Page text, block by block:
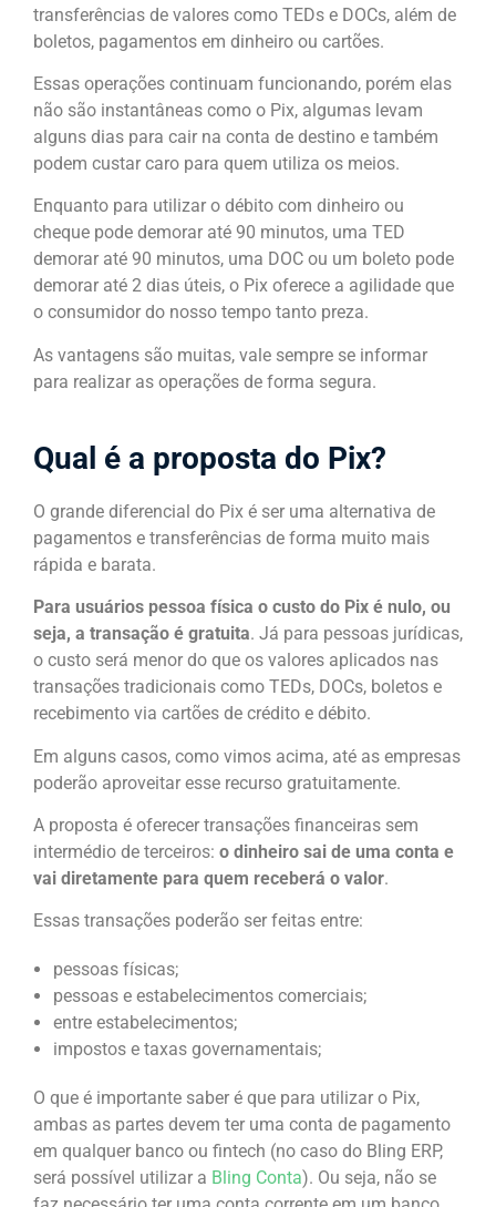
transferências de valores como TEDs e DOCs, além de
boletos, pagamentos em dinheiro ou cartões.
Essas operações continuam funcionando, porém elas
não são instantâneas como o Pix, algumas levam
alguns dias para cair na conta de destino e também
podem custar caro para quem utiliza os meios.
Enquanto para utilizar o débito com dinheiro ou
cheque pode demorar até 90 minutos, uma TED
demorar até 90 minutos, uma DOC ou um boleto pode
demorar até 2 dias úteis, o Pix oferece a agilidade que
o consumidor do nosso tempo tanto preza.
As vantagens são muitas, vale sempre se informar
para realizar as operações de forma segura.
Qual é a proposta do Pix?
O grande diferencial do Pix é ser uma alternativa de
pagamentos e transferências de forma muito mais
rápida e barata.
Para usuários pessoa física o custo do Pix é nulo, ou
seja, a transação é gratuita. Já para pessoas jurídicas,
o custo será menor do que os valores aplicados nas
transações tradicionais como TEDs, DOCs, boletos e
recebimento via cartões de crédito e débito.
Em alguns casos, como vimos acima, até as empresas
poderão aproveitar esse recurso gratuitamente.
A proposta é oferecer transações financeiras sem
intermédio de terceiros: o dinheiro sai de uma conta e
vai diretamente para quem receberá o valor.
Essas transações poderão ser feitas entre:
pessoas físicas;
pessoas e estabelecimentos comerciais;
entre estabelecimentos;
impostos e taxas governamentais;
O que é importante saber é que para utilizar o Pix,
ambas as partes devem ter uma conta de pagamento
em qualquer banco ou fintech (no caso do Bling ERP,
será possível utilizar a Bling Conta). Ou seja, não se